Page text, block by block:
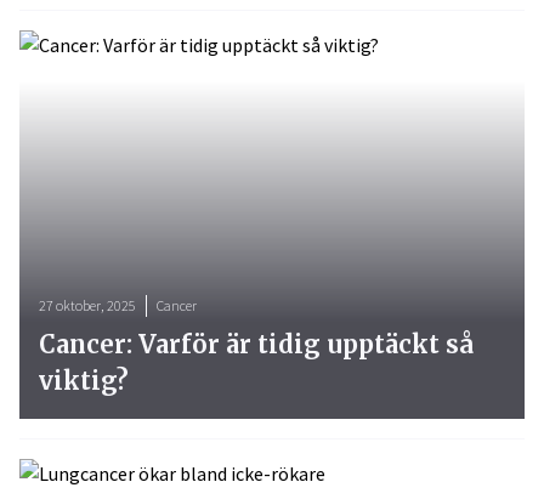
27 oktober, 2025 Cancer
Cancer: Varför är tidig upptäckt så
viktig?